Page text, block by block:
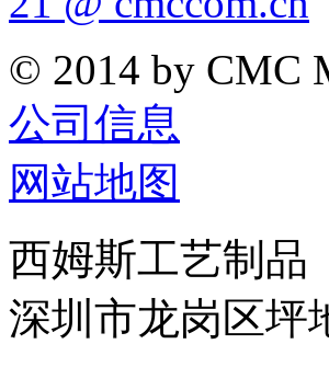
© 2014 by CMC
公司信息
网站地图
西姆斯工艺制品
深圳市龙岗区坪